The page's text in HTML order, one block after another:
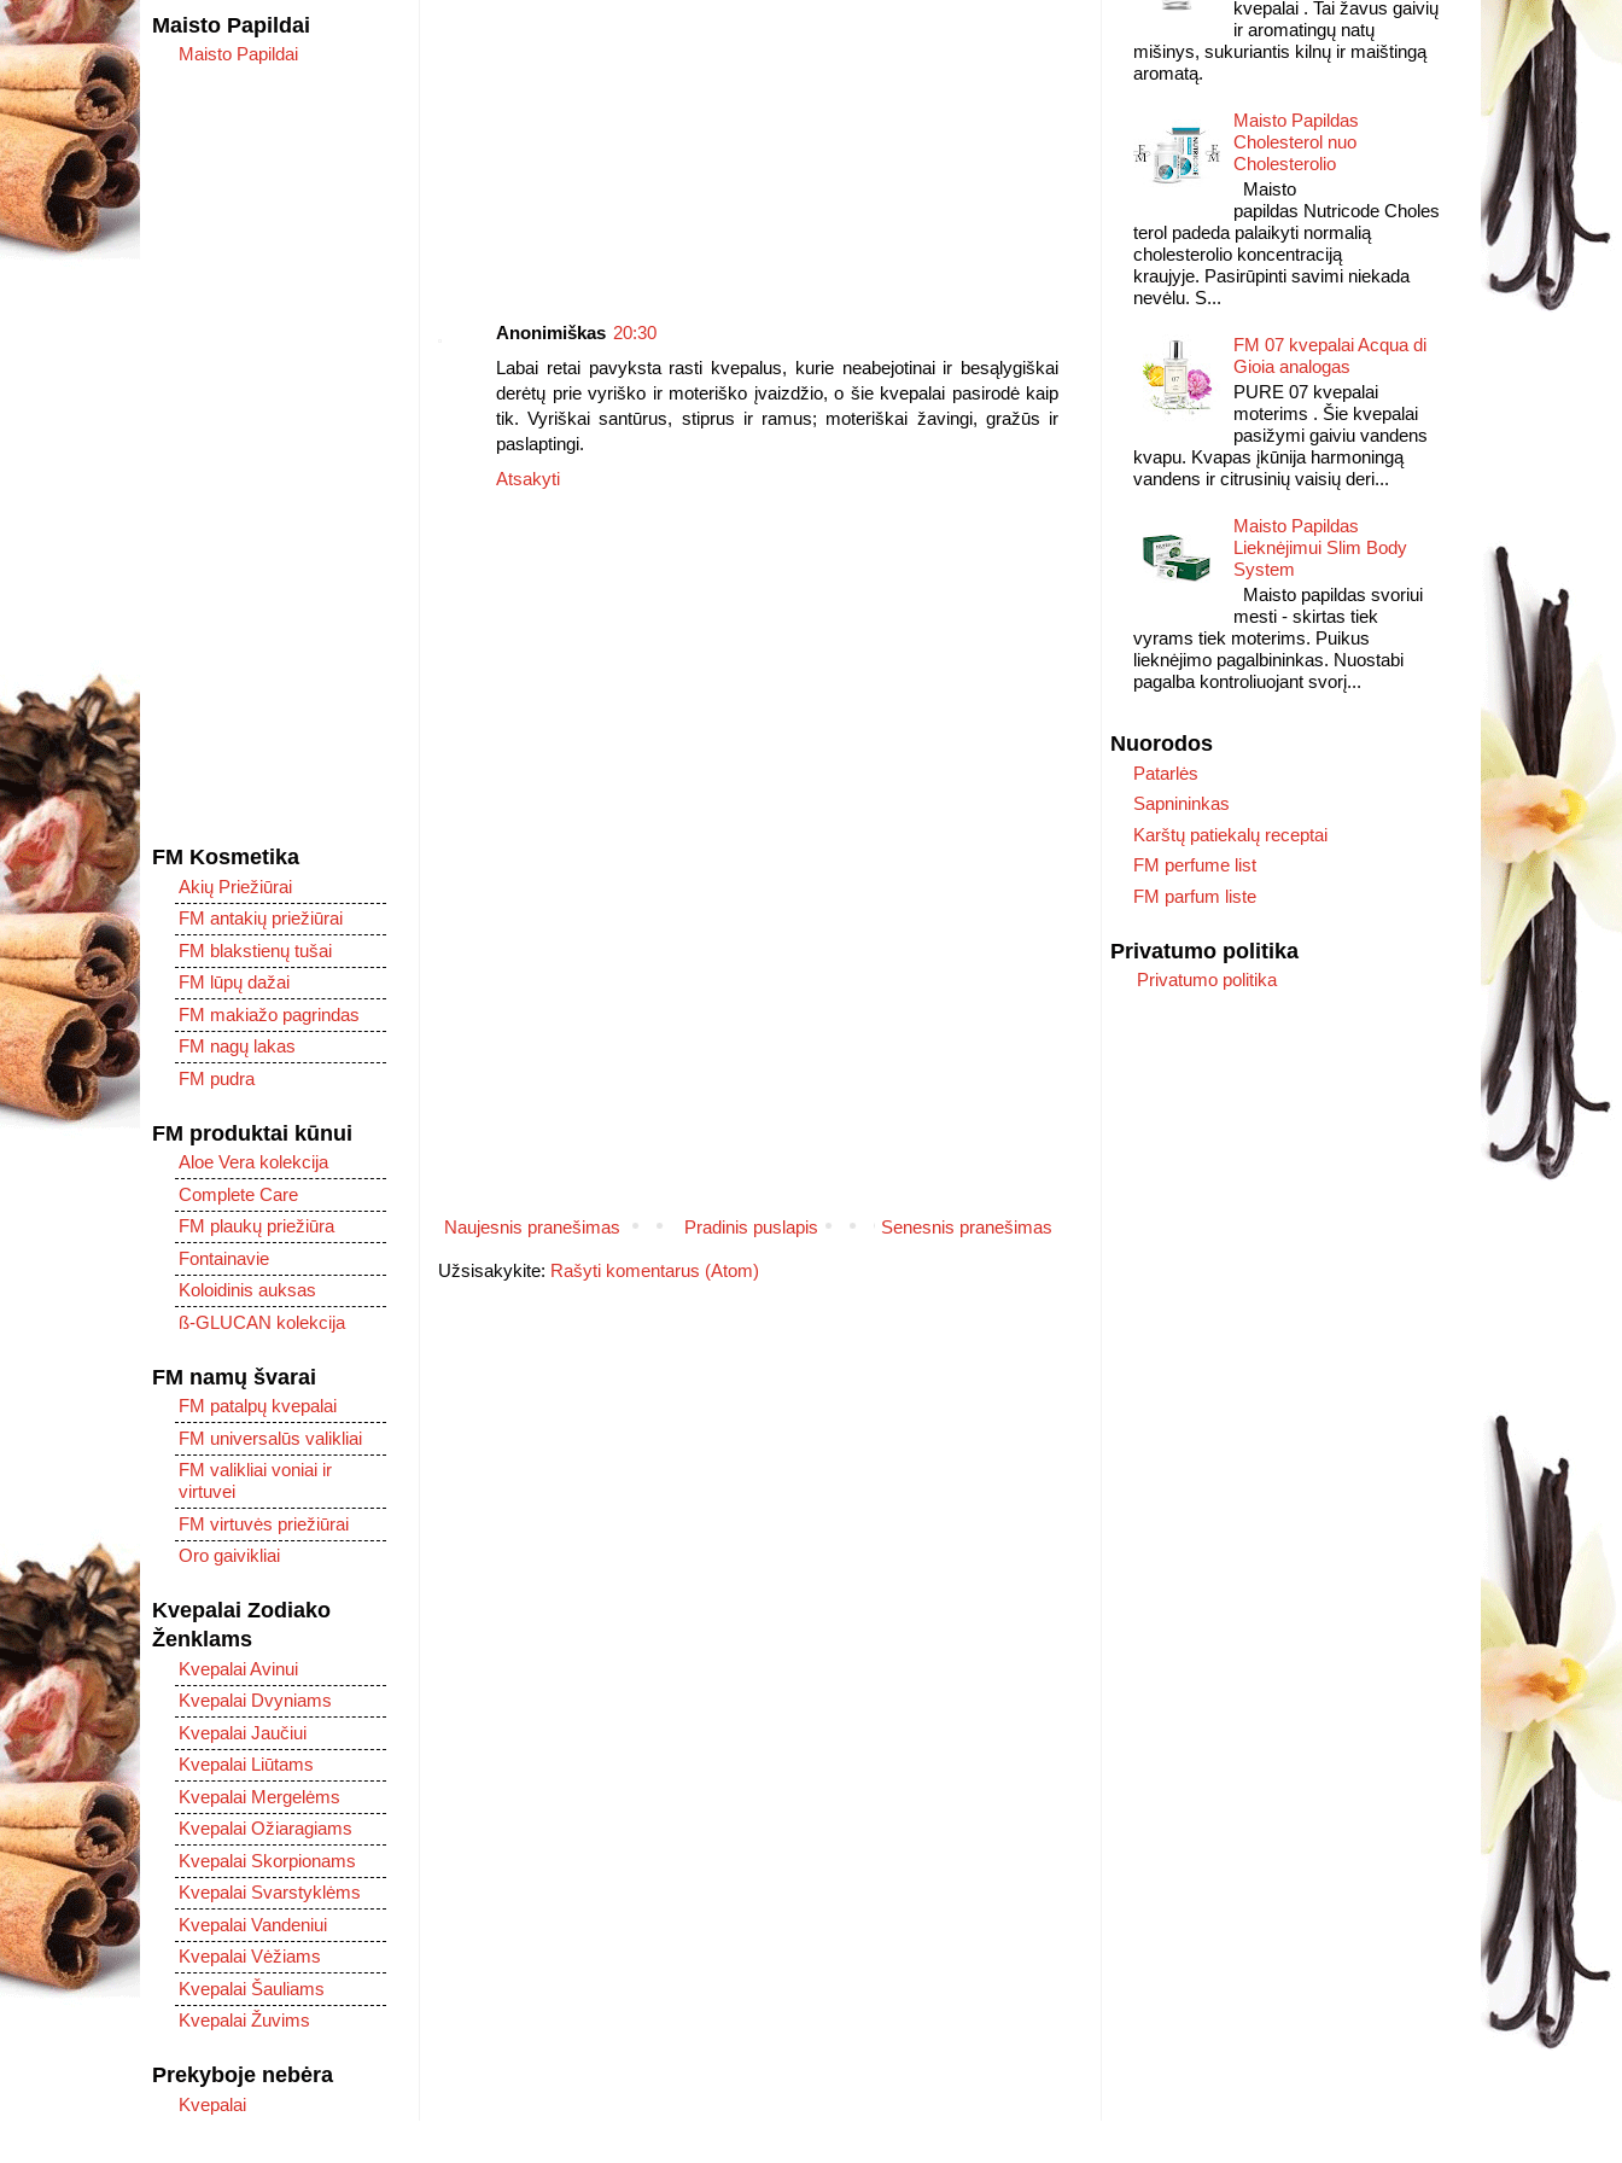
Anonimiškas 20:30
Labai retai pavyksta rasti kvepalus, kurie neabejotinai ir besąlygiškai
derėtų prie vyriško ir moteriško įvaizdžio, o šie kvepalai pasirodė kaip
tik. Vyriškai santūrus, stiprus ir ramus; moteriškai žavingi, gražūs ir
paslaptingi.
Atsakyti
Naujesnis pranešimas Senesnis pranešimas
Pradinis puslapis
Užsisakykite: Rašyti komentarus (Atom)
Maisto Papildai
Maisto Papildai
FM Kosmetika
Akių Priežiūrai
FM antakių priežiūrai
FM blakstienų tušai
FM lūpų dažai
FM makiažo pagrindas
FM nagų lakas
FM pudra
FM produktai kūnui
Aloe Vera kolekcija
Complete Care
FM plaukų priežiūra
Fontainavie
Koloidinis auksas
ß-GLUCAN kolekcija
FM namų švarai
FM patalpų kvepalai
FM universalūs valikliai
FM valikliai voniai ir
virtuvei
FM virtuvės priežiūrai
Oro gaivikliai
Kvepalai Zodiako
Ženklams
Kvepalai Avinui
Kvepalai Dvyniams
Kvepalai Jaučiui
Kvepalai Liūtams
Kvepalai Mergelėms
Kvepalai Ožiaragiams
Kvepalai Skorpionams
Kvepalai Svarstyklėms
Kvepalai Vandeniui
Kvepalai Vėžiams
Kvepalai Šauliams
Kvepalai Žuvims
Prekyboje nebėra
Kvepalai
kvepalai . Tai žavus gaivių
ir aromatingų natų
mišinys, sukuriantis kilnų ir maištingą
aromatą.
Maisto Papildas
Cholesterol nuo
Cholesterolio
Maisto
papildas Nutricode Choles
terol padeda palaikyti normalią
cholesterolio koncentraciją
kraujyje. Pasirūpinti savimi niekada
nevėlu. S...
FM 07 kvepalai Acqua di
Gioia analogas
PURE 07 kvepalai
moterims . Šie kvepalai
pasižymi gaiviu vandens
kvapu. Kvapas įkūnija harmoningą
vandens ir citrusinių vaisių deri...
Maisto Papildas
Lieknėjimui Slim Body
System
Maisto papildas svoriui
mesti - skirtas tiek
vyrams tiek moterims. Puikus
lieknėjimo pagalbininkas. Nuostabi
pagalba kontroliuojant svorį...
Nuorodos
Patarlės
Sapnininkas
Karštų patiekalų receptai
FM perfume list
FM parfum liste
Privatumo politika
Privatumo politika